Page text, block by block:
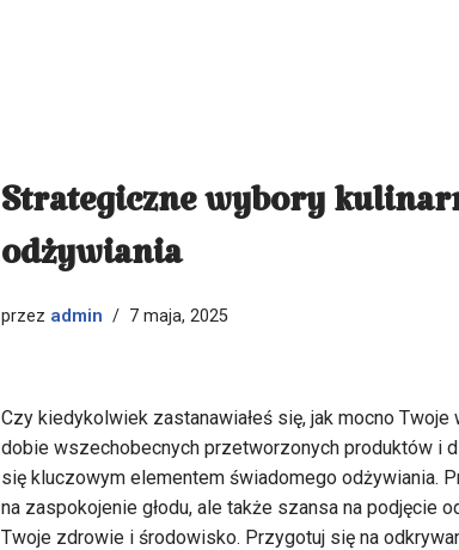
Strategiczne wybory
odżywiania
przez admin 7 maja, 2025
Czy kiedykolwiek zastanawiałeś się, jak mocno
dobie wszechobecnych przetworzonych produktów i
się kluczowym elementem świadomego odżywiania.
na zaspokojenie głodu, ale także szansa na podjęcie
Twoje zdrowie i środowisko. Przygotuj się na